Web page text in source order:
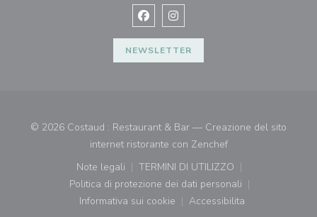
Facebook ((apre una nuova
Instagram ((apre una nuova
NEWSLETTER
© 2026 Costaud : Restaurant & Bar — Creazione del sito
internet ristorante con Zenchef((apre una nuova
Note legali
((apre una nuova finestra))
TERMINI DI UTILIZZO
((apre una nuova finestra))
Politica di protezione dei dati personali
((apre una nuova finestra))
Informativa sui cookie
((apre una nuova finestra))
Accessibilita
((apre una nuova